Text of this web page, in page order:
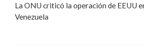
La ONU criticó la operación de EEUU
Venezuela